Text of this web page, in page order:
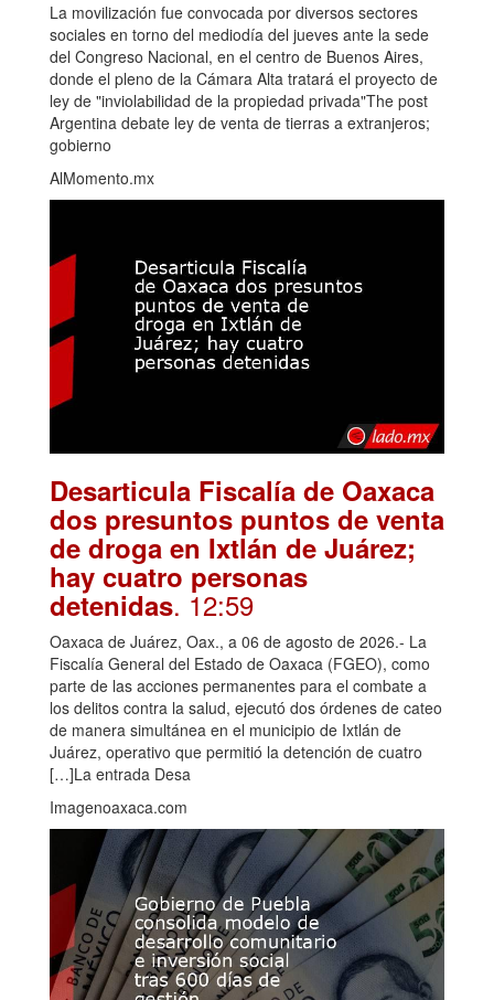
La movilización fue convocada por diversos sectores
sociales en torno del mediodía del jueves ante la sede
del Congreso Nacional, en el centro de Buenos Aires,
donde el pleno de la Cámara Alta tratará el proyecto de
ley de "inviolabilidad de la propiedad privada"The post
Argentina debate ley de venta de tierras a extranjeros;
gobierno
AlMomento.mx
Desarticula Fiscalía de Oaxaca
dos presuntos puntos de venta
de droga en Ixtlán de Juárez;
hay cuatro personas
detenidas. 12:59
Oaxaca de Juárez, Oax., a 06 de agosto de 2026.- La
Fiscalía General del Estado de Oaxaca (FGEO), como
parte de las acciones permanentes para el combate a
los delitos contra la salud, ejecutó dos órdenes de cateo
de manera simultánea en el municipio de Ixtlán de
Juárez, operativo que permitió la detención de cuatro
[…]La entrada Desa
Imagenoaxaca.com